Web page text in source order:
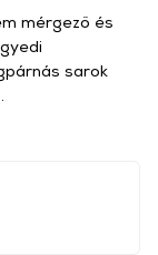
mérgező és
sarok